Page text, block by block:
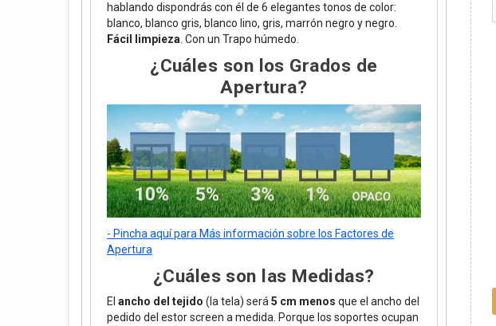
hablando dispondrás con él de 6 elegantes tonos de color:
blanco, blanco gris, blanco lino, gris, marrón negro y negro.
Fácil limpieza . Con un Trapo húmedo.
¿Cuáles son los Grados de
Apertura?
- Pincha aquí para Más información sobre los Factores de
Apertura
¿Cuáles son las Medidas?
El ancho del tejido (la tela) será5 cm menos que el ancho del
pedido del estor screen a medida. Porque los soportes ocupan